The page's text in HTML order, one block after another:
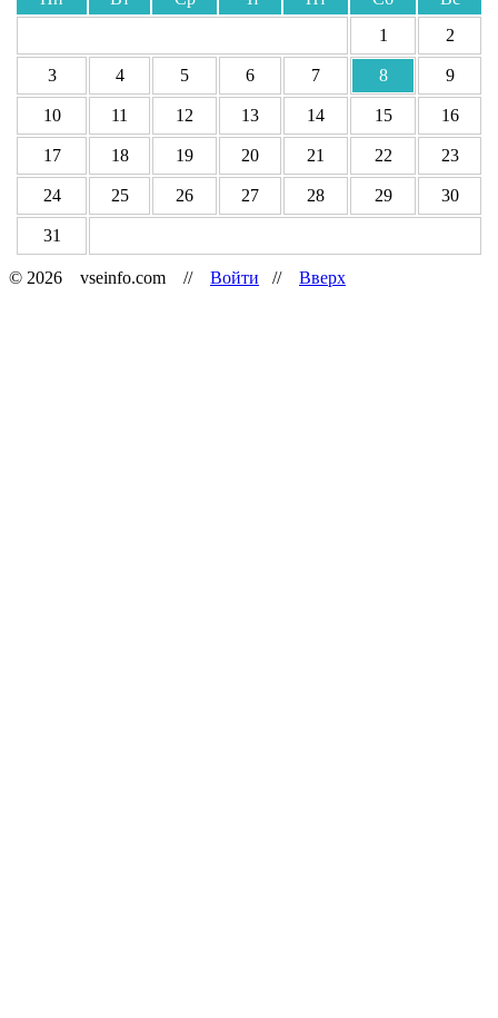
1
2
3 4 5 6 7 8 9
10 11 12 13 14 15 16
17 18 19 20 21 22 23
24 25 26 27 28 29 30
31
© 2026 vseinfo.com // Войти // Вверх